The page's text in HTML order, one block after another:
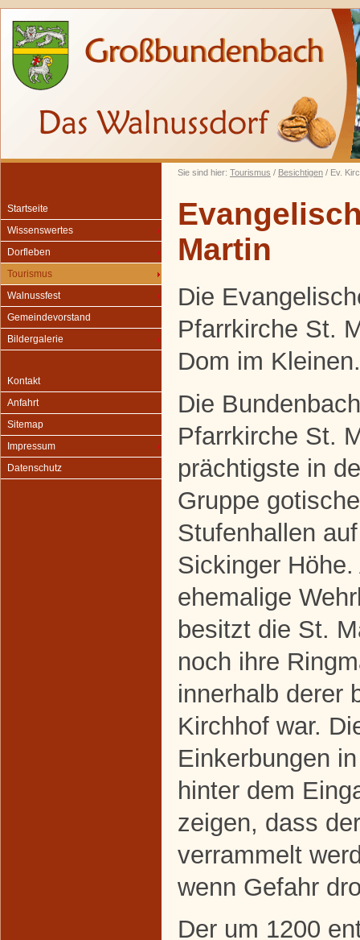
Sie sind hier: Tourismus / Besichtigen / Ev.
Startseite
Wissenswertes
Dorfleben
Tourismus
Walnussfest
Gemeindevorstand
Bildergalerie
Kontakt
Anfahrt
Sitemap
Impressum
Datenschutz
Martin
Die
Pfarrkirche St.
Dom im Kleinen.
Die
Pfarrkirche St.
prächtigste in
Gruppe
Stufenhallen
Sickinger Höhe.
ehemalige
besitzt die St.
noch ihre
innerhalb derer
Kirchhof war.
Einkerbungen
hinter dem
zeigen, dass
verrammelt
wenn Gefahr
Der um 1200